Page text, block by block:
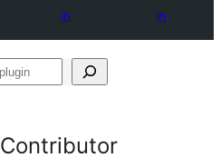
in
in
Contributor